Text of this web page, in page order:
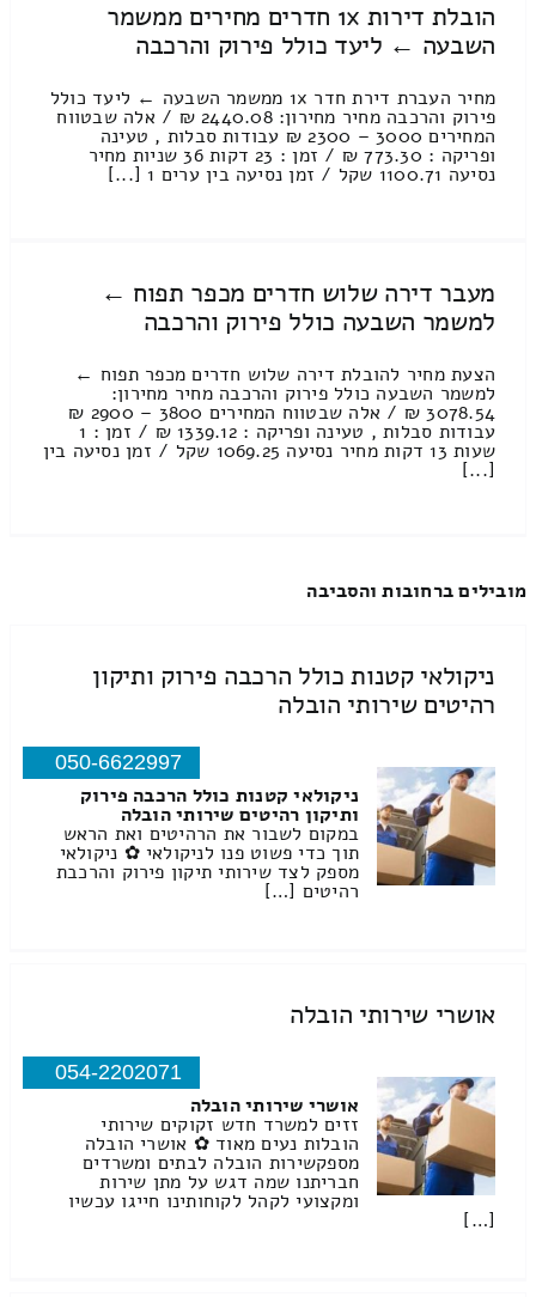
הובלת דירות 1x חדרים מחירים ממשמר
השבעה ← ליעד כולל פירוק והרכבה
מחיר העברת דירת חדר 1x ממשמר השבעה ← ליעד כולל
פירוק והרכבה מחיר מחירון: 2440.08 ₪ / אלה שבטווח
המחירים 3000 – 2300 ₪ עבודות סבלות , טעינה
ופריקה : 773.30 ₪ / זמן : 23 דקות 36 שניות מחיר
נסיעה 1100.71 שקל / זמן נסיעה בין ערים 1 [...]
מעבר דירה שלוש חדרים מכפר תפוח ←
למשמר השבעה כולל פירוק והרכבה
הצעת מחיר להובלת דירה שלוש חדרים מכפר תפוח ←
למשמר השבעה כולל פירוק והרכבה מחיר מחירון:
3078.54 ₪ / אלה שבטווח המחירים 3800 – 2900 ₪
עבודות סבלות , טעינה ופריקה : 1339.12 ₪ / זמן : 1
שעות 13 דקות מחיר נסיעה 1069.25 שקל / זמן נסיעה בין
[...]
מובילים ברחובות והסביבה
ניקולאי קטנות כולל הרכבה פירוק ותיקון
רהיטים שירותי הובלה
050-6622997
ניקולאי קטנות כולל הרכבה פירוק
ותיקון רהיטים שירותי הובלה
במקום לשבור את הרהיטים ואת הראש
תוך כדי פשוט פנו לניקולאי ✿ ניקולאי
מספק לצד שירותי תיקון פירוק והרכבת
רהיטים […]
אושרי שירותי הובלה
054-2202071
אושרי שירותי הובלה
זזים למשרד חדש זקוקים שירותי
הובלות נעים מאוד ✿ אושרי הובלה
מספקשירות הובלה לבתים ומשרדים
חבריתנו שמה דגש על מתן שירות
ומקצועי לקהל לקוחותינו חייגו עכשיו
[…]